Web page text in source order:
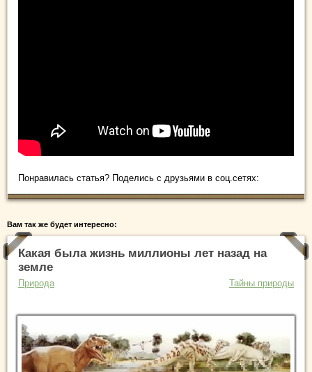
Понравилась статья? Поделись с друзьями в соц.сетях:
Вам так же будет интересно:
Какая была жизнь миллионы лет назад на
земле
Природа Тайны природы